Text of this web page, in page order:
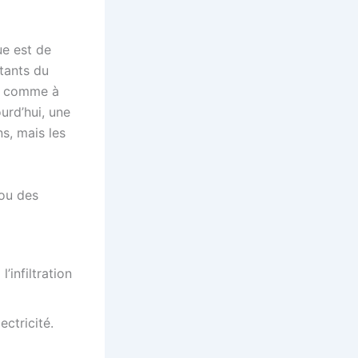
est de
du
à
une
mais les
des